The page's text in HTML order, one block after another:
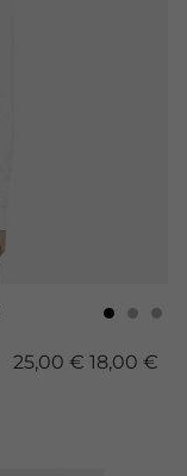
25,00 € 18,00 €